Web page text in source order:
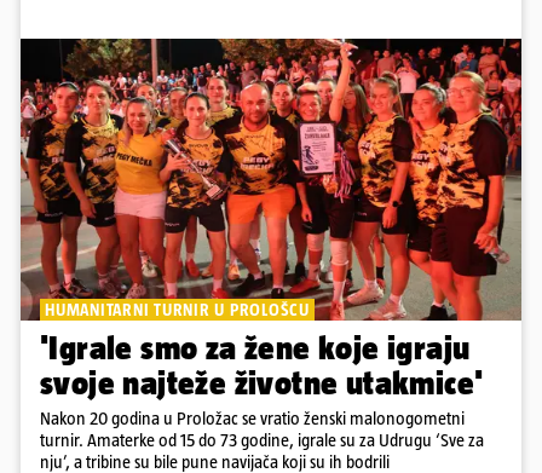
HUMANITARNI TURNIR U PROLOŠCU
'Igrale smo za žene koje igraju
svoje najteže životne utakmice'
Nakon 20 godina u Proložac se vratio ženski malonogometni
turnir. Amaterke od 15 do 73 godine, igrale su za Udrugu ‘Sve za
nju’, a tribine su bile pune navijača koji su ih bodrili